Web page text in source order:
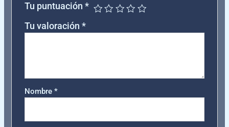
Tu puntuación *
Tu valoración *
Nombre *